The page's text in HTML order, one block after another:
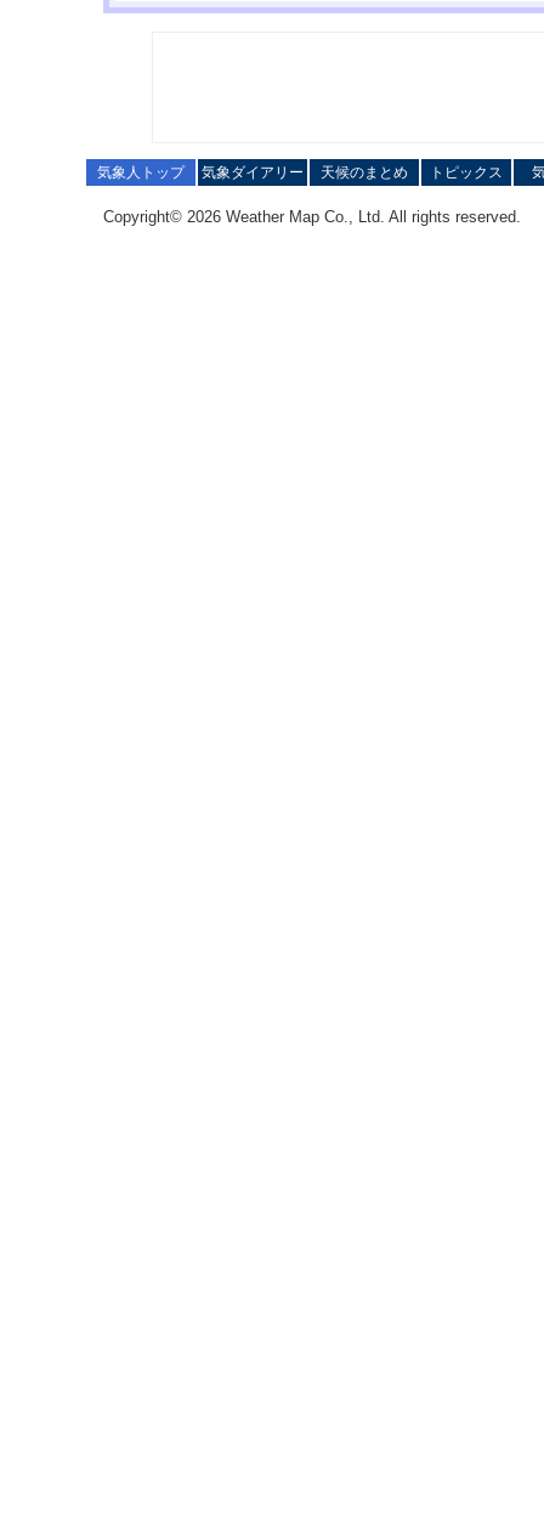
気象人トップ 気象ダイアリー 天候のまとめ トピックス
Copyright© 2026 Weather Map Co., Ltd. All rights reserved.